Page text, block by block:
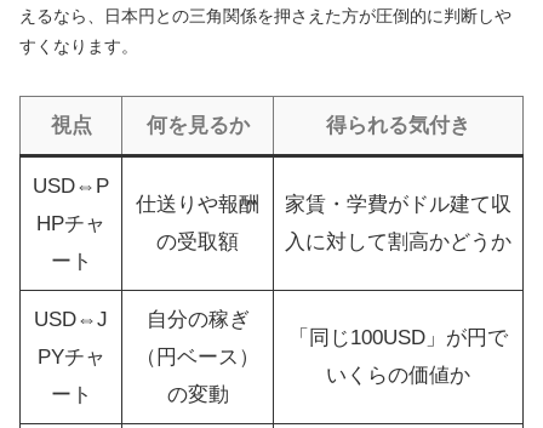
えるなら、日本円との三角関係を押さえた方が圧倒的に判断しや
すくなります。
視点 何を見るか 得られる気付き
USD⇔P
HPチャ
ート
仕送りや報酬
の受取額
家賃・学費がドル建て収
入に対して割高かどうか
USD⇔J
PYチャ
ート
自分の稼ぎ
（円ベース）
の変動
「同じ100USD」が円で
いくらの価値か